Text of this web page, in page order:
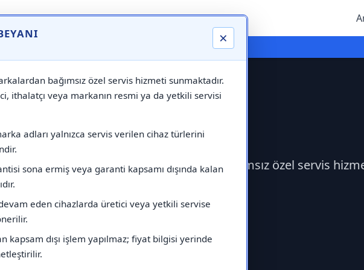
×
bağımsız özel servis hizmeti sunmaktadır.
ithalatçı veya markanın resmi ya da yetkili servisi
adları yalnızca servis verilen cihaz türlerini
sona ermiş veya garanti kapsamı dışında kalan
eden cihazlarda üretici veya yetkili servise
kapsam dışı işlem yapılmaz; fiyat bilgisi yerinde
⚠️ Markadan Bağımsız "Özel Servis" Hizmeti
Servisi çağırabilirsiniz.Markadan bağımsız özel servis